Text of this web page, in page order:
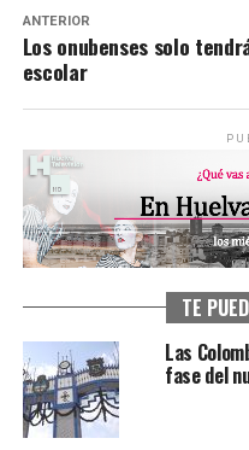
ANTERIOR
Los onubenses solo
escolar
TE
Las
fase del